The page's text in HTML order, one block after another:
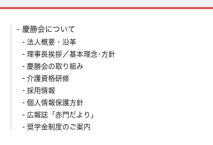
慶勝会について
法人概要・沿革
理事長挨拶／基本理念･方針
慶勝会の取り組み
介護資格研修
採用情報
個人情報保護方針
広報誌「赤門だより」
奨学金制度のご案内